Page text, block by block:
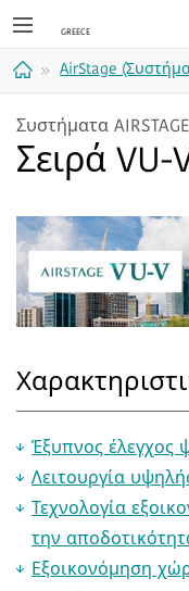
σελίδα
AirStage
Συστήματα
Σειρά VU-
Έξυπνος έλεγχος
Λειτουργία
Τεχνολογία
την
Εξοικονόμηση